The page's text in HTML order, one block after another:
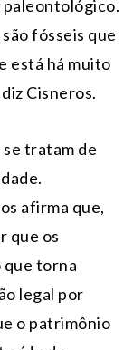
fósseis que
está há muito
Cisneros.
tratam de
afirma que,
que os
que torna
legal por
o patrimônio